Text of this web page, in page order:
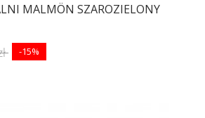
MALMÖN SZAROZIELONY
-15%